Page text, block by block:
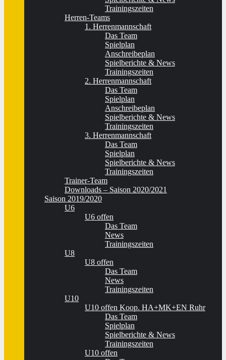
Trainingszeiten
Herren-Teams
1. Herrenmannschaft
Das Team
Spielplan
Anschreibeplan
Spielberichte & News
Trainingszeiten
2. Herrenmannschaft
Das Team
Spielplan
Anschreibeplan
Spielberichte & News
Trainingszeiten
3. Herrenmannschaft
Das Team
Spielplan
Spielberichte & News
Trainingszeiten
Trainer-Team
Downloads – Saison 2020/2021
Saison 2019/2020
U6
U6 offen
Das Team
News
Trainingszeiten
U8
U8 offen
Das Team
News
Trainingszeiten
U10
U10 offen Koop. HA+MK+EN Ruhr
Das Team
Spielplan
Spielberichte & News
Trainingszeiten
U10 offen